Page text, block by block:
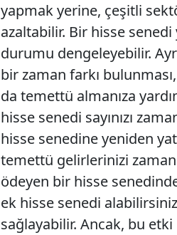
yapmak yerine, çeşitli
azaltabilir. Bir hisse
durumu dengeleyebilir.
bir zaman farkı
da temettü almanıza
hisse senedi sayınızı
hisse senedine yeniden
temettü gelirlerinizi
ödeyen bir hisse
ek hisse senedi
sağlayabilir. Ancak, bu